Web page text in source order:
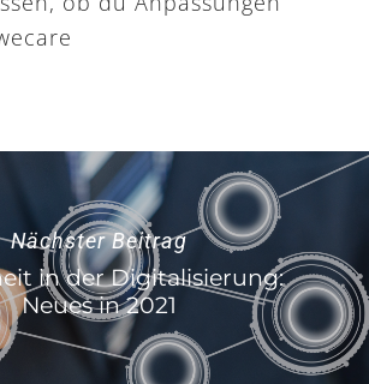
Nächster Beitrag
in der Digitalisierung:
Neues in 2021